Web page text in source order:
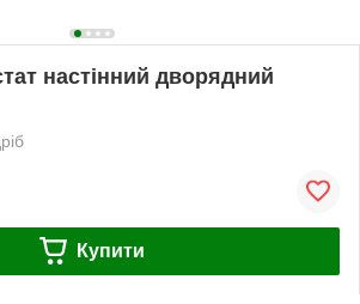
настінний дворядний
Купити